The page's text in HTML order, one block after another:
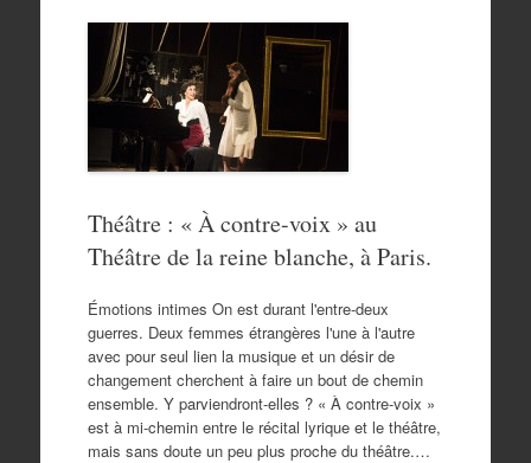
Théâtre : « À contre-voix » au
Théâtre de la reine blanche, à Paris.
Émotions intimes On est durant l'entre-deux
guerres. Deux femmes étrangères l'une à l'autre
avec pour seul lien la musique et un désir de
changement cherchent à faire un bout de chemin
ensemble. Y parviendront-elles ? « À contre-voix »
est à mi-chemin entre le récital lyrique et le théâtre,
mais sans doute un peu plus proche du théâtre.…